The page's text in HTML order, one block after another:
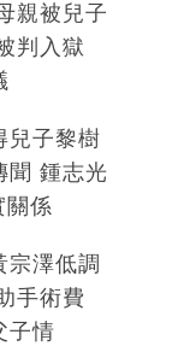
親被兒子
判入獄
兒子黎樹
聞 鍾志光
關係
宗澤低調
手術費
子情